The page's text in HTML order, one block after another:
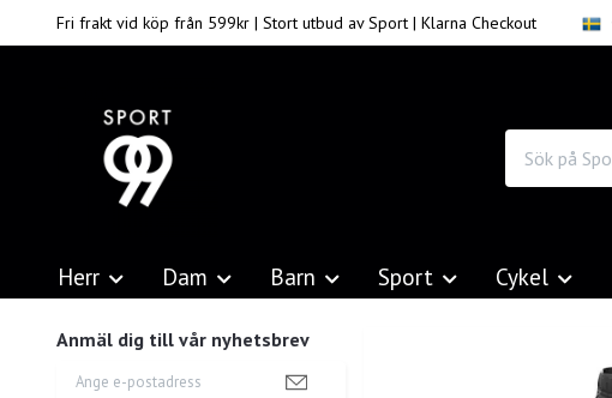
Fri frakt vid köp från 599kr | Stort utbud av Sport | Klarna Checkout
Herr Dam Barn Sport Cykel
Anmäl dig till vår nyhetsbrev